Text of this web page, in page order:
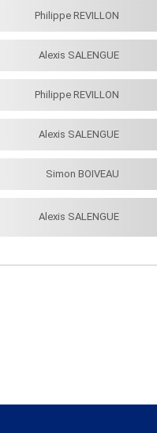
Philippe REVILLON
Alexis SALENGUE
Philippe REVILLON
Alexis SALENGUE
Simon BOIVEAU
Alexis SALENGUE